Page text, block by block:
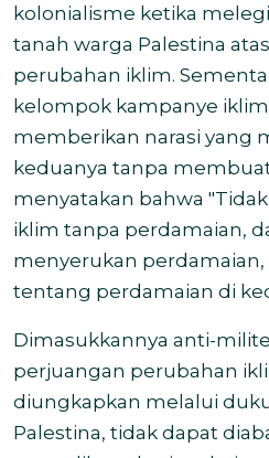
kolonialisme ketika
tanah warga Palestina
perubahan iklim.
kelompok kampanye
memberikan narasi yang
keduanya tanpa
menyatakan bahwa
iklim tanpa perdamaian,
menyerukan perdamaian,
tentang perdamaian di
Dimasukkannya anti-
perjuangan perubahan
diungkapkan melalui
Palestina, tidak dapat